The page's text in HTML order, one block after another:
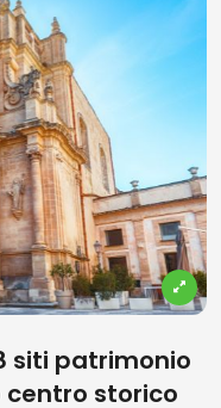
siti patrimonio
centro storico